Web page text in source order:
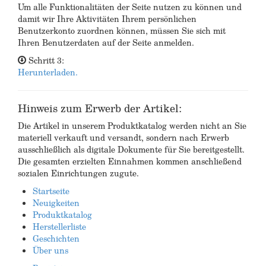
Um alle Funktionalitäten der Seite nutzen zu können und
damit wir Ihre Aktivitäten Ihrem persönlichen
Benutzerkonto zuordnen können, müssen Sie sich mit
Ihren Benutzerdaten auf der Seite anmelden.
Schritt 3:
Herunterladen.
Hinweis zum Erwerb der Artikel:
Die Artikel in unserem Produktkatalog werden nicht an Sie
materiell verkauft und versandt, sondern nach Erwerb
ausschließlich als digitale Dokumente für Sie bereitgestellt.
Die gesamten erzielten Einnahmen kommen anschließend
sozialen Einrichtungen zugute.
Startseite
Neuigkeiten
Produktkatalog
Herstellerliste
Geschichten
Über uns